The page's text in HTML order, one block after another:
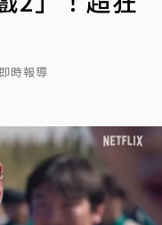
時報導